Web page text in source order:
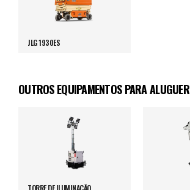
JLG 1930ES
OUTROS EQUIPAMENTOS PARA ALUGUER
TORRE DE ILUMINAÇÃO